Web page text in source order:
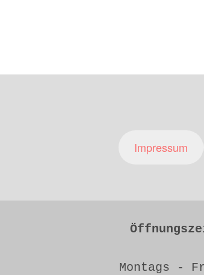
Impressum
Montags -